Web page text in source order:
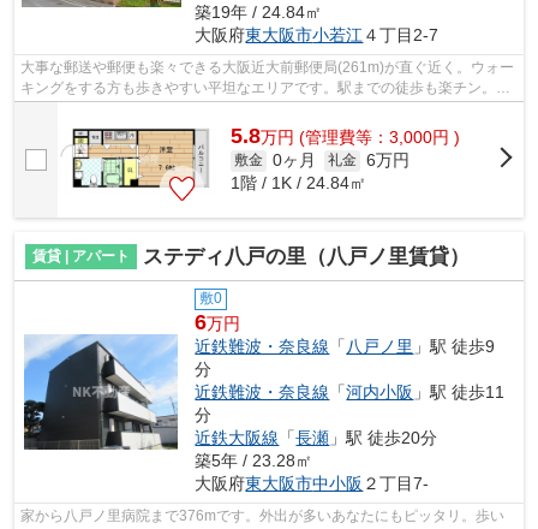
築19年 / 24.84㎡
大阪府東大阪市小若江 ４丁目2-7
大事な郵送や郵便も楽々できる大阪近大前郵便局(261m)が直ぐ近く。ウォー
キングをする方も歩きやすい平坦なエリアです。駅までの徒歩も楽チン。徒
歩でのアクセスも快適な、10分に駅が...
5.8万円 (管理費等：3,000円 )
敷金 0ヶ月 礼金 6万円
1階 / 1K / 24.84㎡
賃貸 | アパート ステディ八戸の里（八戸ノ里賃貸）
敷0
6万円
近鉄難波・奈良線 「 八戸ノ里 」駅 徒歩9
分
近鉄難波・奈良線 「河内小阪 」駅 徒歩11
分
近鉄大阪線 「長瀬 」駅 徒歩20分
築5年 / 23.28㎡
大阪府東大阪市中小阪 ２丁目7-
家から八戸ノ里病院まで376mです。外出が多いあなたにもピッタリ。歩い